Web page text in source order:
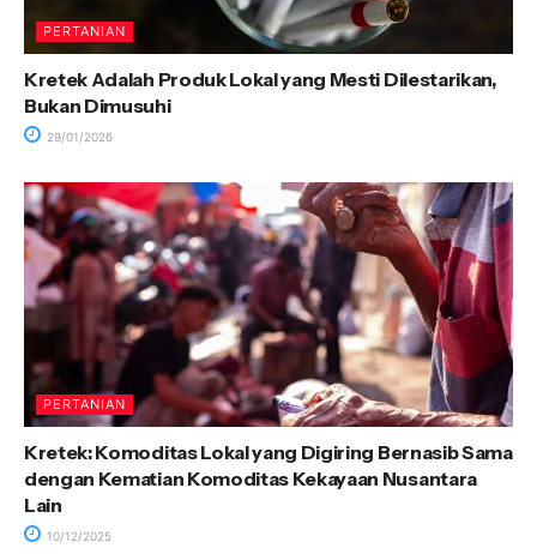
PERTANIAN
Kretek Adalah Produk Lokal yang Mesti Dilestarikan,
Bukan Dimusuhi
29/01/2026
PERTANIAN
Kretek: Komoditas Lokal yang Digiring Bernasib Sama
dengan Kematian Komoditas Kekayaan Nusantara
Lain
10/12/2025